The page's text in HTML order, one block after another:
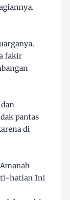
fakir
pantas
di
hatian Ini